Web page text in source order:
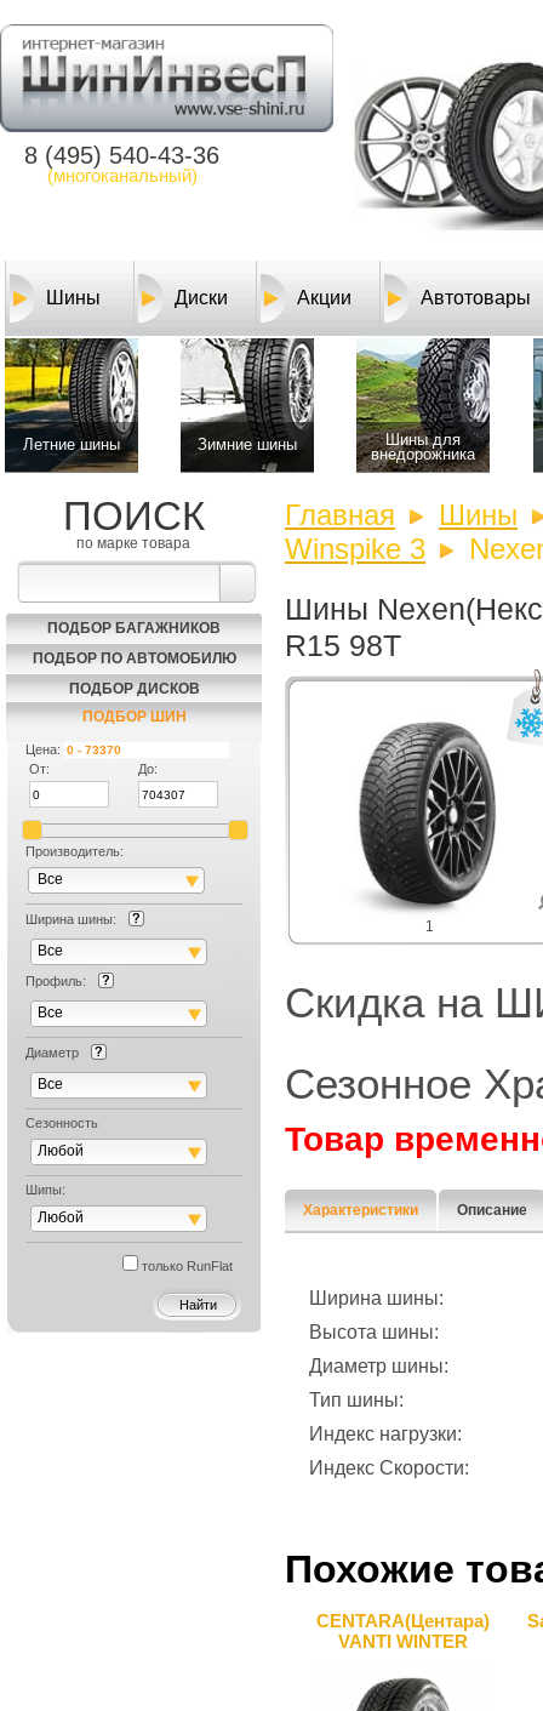
8 (495) 540-43-36
(многоканальный)
Шины Диски Акции Автотовары
Летние шины Зимние шины
Шины для
внедорожника
ПОИСК
по марке товара
ПОДБОР БАГАЖНИКОВ
ПОДБОР ПО АВТОМОБИЛЮ
ПОДБОР ДИСКОВ
ПОДБОР ШИН
Цена:
От:
До:
Производитель:
Все
Ширина шины:
Все
Профиль:
Все
Диаметр
Все
Сезонность
Любой
Шипы:
Любой
только RunFlat
Главная
Шины
Winspike 3
Шины
R15 98T
1
Скидка на
Сезонное
Товар
Характеристики Описание
Ширина шины:
Высота шины:
Диаметр шины:
Тип шины:
Индекс нагрузки:
Индекс Скорости:
Похожие
CENTARA(Центара)
VANTI WINTER